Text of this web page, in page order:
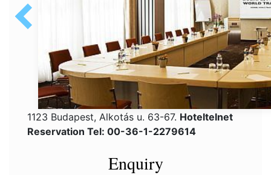
1123 Budapest, Alkotás u. 63-67. Hoteltelnet
Reservation Tel: 00-36-1-2279614
Enquiry